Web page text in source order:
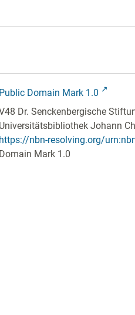
Public Domain Mark 1.0
Dr. Senckenbergische
Universitätsbibliothek Johann
https://nbn-resolving.org/
Domain Mark 1.0